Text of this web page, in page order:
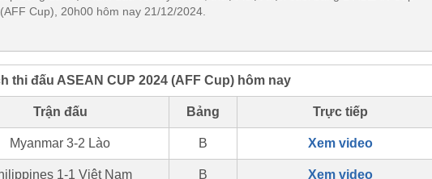
Cup), 20h00 hôm nay 21/12/2024.
thi đấu ASEAN CUP 2024 (AFF Cup) hôm nay
Trận đấu Bảng Trực tiếp
Myanmar 3-2 Lào B Xem video
1-1 Việt Nam B Xem video